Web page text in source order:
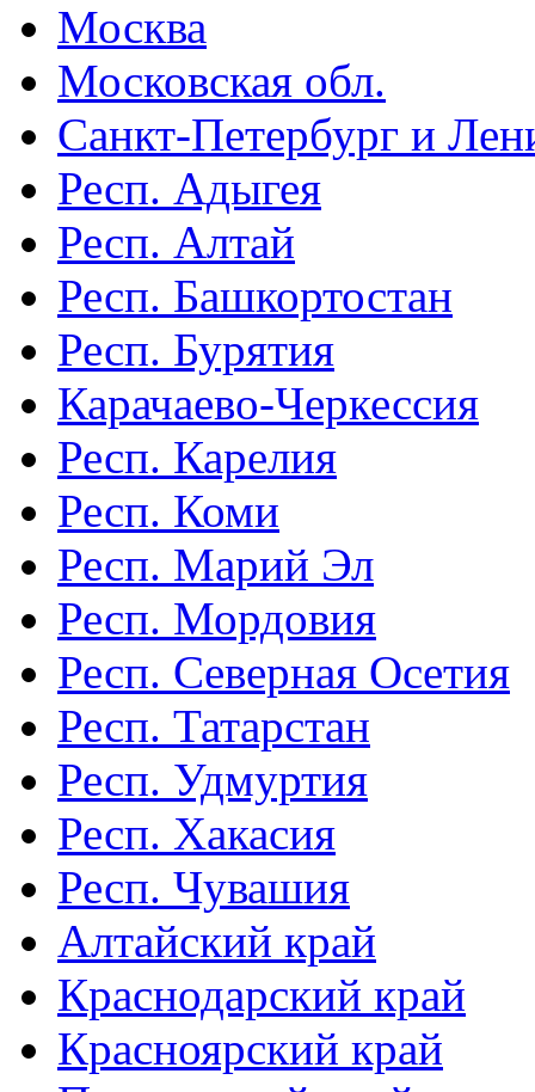
Москва
Московская обл.
Санкт-Петербург и
Респ. Адыгея
Респ. Алтай
Респ. Башкортостан
Респ. Бурятия
Карачаево-Черкессия
Респ. Карелия
Респ. Коми
Респ. Марий Эл
Респ. Мордовия
Респ. Северная Осетия
Респ. Татарстан
Респ. Удмуртия
Респ. Хакасия
Респ. Чувашия
Алтайский край
Краснодарский край
Красноярский край